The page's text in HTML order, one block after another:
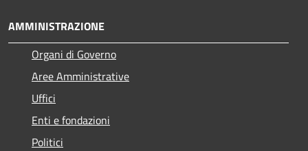
AMMINISTRAZIONE
Organi di Governo
Aree Amministrative
Uffici
Enti e fondazioni
Politici